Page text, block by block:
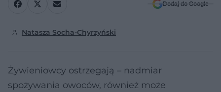
Dodaj do Google
Natasza Socha-Chyrzyński
Żywieniowcy ostrzegają – nadmiar
spożywania owoców, również może